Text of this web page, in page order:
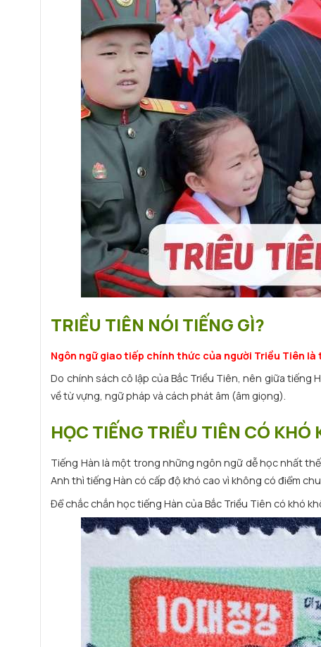
TRIỀU TIÊN NÓI TIẾNG GÌ?
Ngôn ngữ giao tiếp chính thức của người Triều Tiên là
Do chính sách cô lập của Bắc Triều Tiên, nên giữa tiếng
về từ vựng, ngữ pháp và cách phát âm (âm giọng).
HỌC TIẾNG TRIỀU TIÊN CÓ KHÓ
Tiếng Hàn là một trong những ngôn ngữ dễ học nhất
Anh thì tiếng Hàn có cấp độ khó cao vì không có điểm
Để chắc chắn học tiếng Hàn của Bắc Triều Tiên có khó